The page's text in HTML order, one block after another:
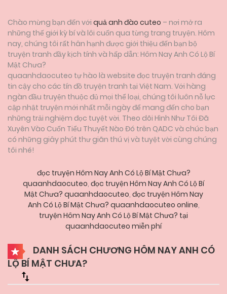
Chào mừng bạn đến với quả anh đào cuteo – nơi mở ra
những thế giới kỳ bí và lôi cuốn qua từng trang truyện. Hôm
nay, chúng tôi rất hân hạnh được giới thiệu đến bạn bộ
truyện tranh đầy kịch tính và hấp dẫn: Hôm Nay Anh Có Lộ Bí
Mật Chưa?
quaanhdaocuteo tự hào là website đọc truyện tranh đáng
tin cậy cho các tín đồ truyện tranh tại Việt Nam. Với hàng
ngàn đầu truyện thuộc đủ mọi thể loại, chúng tôi luôn nỗ lực
cập nhật truyện mới nhất mỗi ngày để mang đến cho bạn
những trải nghiệm đọc tuyệt vời. Theo dõi Hình Như Tôi Đã
Xuyên Vào Cuốn Tiểu Thuyết Nào Đó trên QADC và chúc bạn
có những giây phút thư giãn thú vị và tuyệt vời cùng chúng
tôi nhé!
đọc truyện Hôm Nay Anh Có Lộ Bí Mật Chưa?
quaanhdaocuteo, đọc truyện Hôm Nay Anh Có Lộ Bí
Mật Chưa? quaanhdaocuteo, đọc truyện Hôm Nay
Anh Có Lộ Bí Mật Chưa? quaanhdaocuteo online,
truyện Hôm Nay Anh Có Lộ Bí Mật Chưa? tại
quaanhdaocuteo miễn phí
DANH SÁCH CHƯƠNG HÔM NAY ANH CÓ
LỘ BÍ MẬT CHƯA?